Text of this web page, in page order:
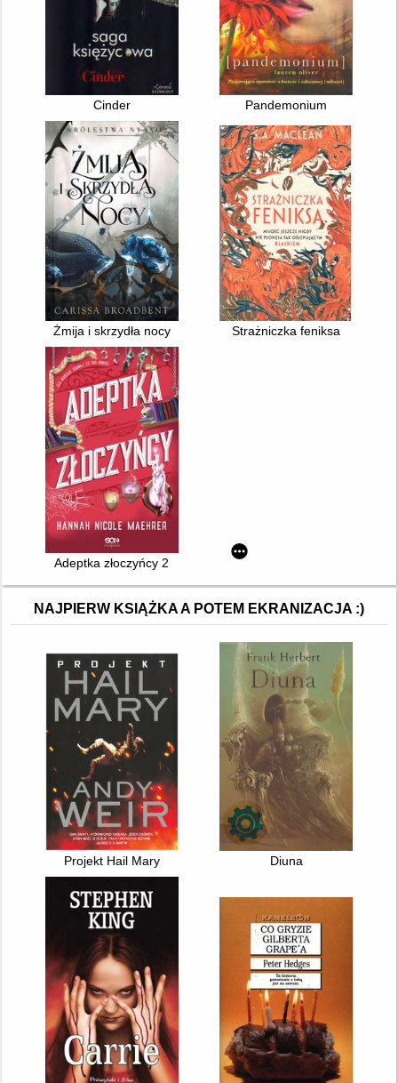
Cinder Pandemonium
Żmija i skrzydła nocy Strażniczka feniksa
Adeptka złoczyńcy 2
NAJPIERW KSIĄŻKA A POTEM EKRANIZACJA :)
Projekt Hail Mary Diuna